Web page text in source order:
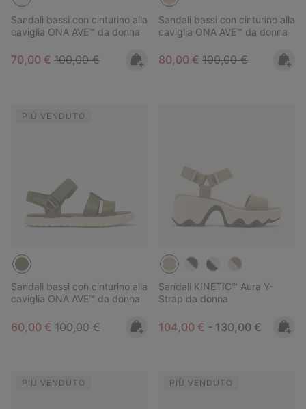
Sandali bassi con cinturino alla
caviglia ONA AVE™ da donna
Sale price:
70,00 € Regular price:
100,00 €
Sandali bassi con cinturino alla
caviglia ONA AVE™ da donna
Sale price:
80,00 € Regular price:
100,00 €
PIÙ VENDUTO
Sandali bassi con cinturino alla
caviglia ONA AVE™ da donna
Sale price:
60,00 € Regular price:
100,00 €
Sandali KINETIC™ Aura Y-
Strap da donna
Minimum sale price:
104,00 € - Maximum price:
130,00 €
PIÙ VENDUTO PIÙ VENDUTO